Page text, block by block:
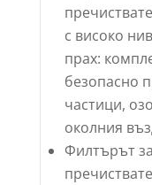
с високо
прах:
безопасно
частици,
околния
Филтърът